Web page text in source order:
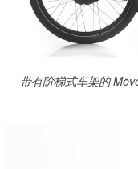
带有阶梯式车架的